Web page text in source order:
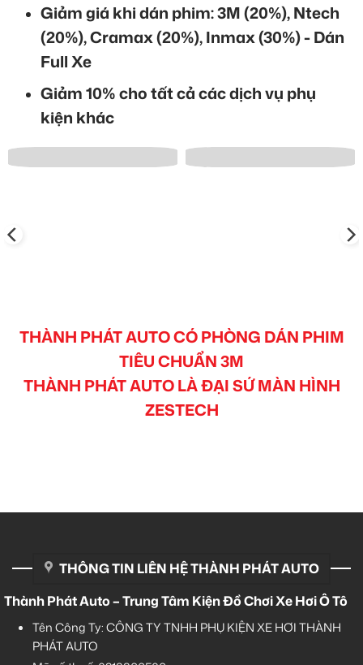
Giảm giá khi dán phim: 3M (20%), Ntech
(20%), Cramax (20%), Inmax (30%) - Dán
Full Xe
Giảm 10% cho tất cả các dịch vụ phụ
kiện khác
THÀNH PHÁT AUTO CÓ PHÒNG DÁN PHIM
TIÊU CHUẨN 3M
THÀNH PHÁT AUTO LÀ ĐẠI SỨ MÀN HÌNH
ZESTECH
THÔNG TIN LIÊN HỆ THÀNH PHÁT AUTO
Thành Phát Auto – Trung Tâm Kiện Đồ Chơi Xe Hơi Ô Tô
Tên Công Ty: CÔNG TY TNHH PHỤ KIỆN XE HƠI THÀNH
PHÁT AUTO